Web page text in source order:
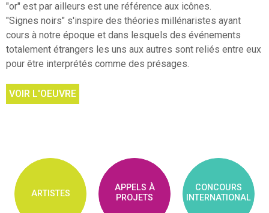
"or" est par ailleurs est une référence aux icônes.
"Signes noirs" s'inspire des théories millénaristes ayant
cours à notre époque et dans lesquels des événements
totalement étrangers les uns aux autres sont reliés entre eux
pour être interprétés comme des présages.
VOIR L'OEUVRE
ARTISTES
APPELS À
PROJETS
CONCOURS
INTERNATIONAL